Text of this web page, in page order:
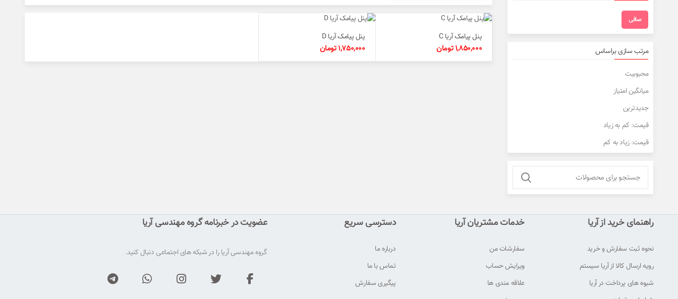
حداقل
قیمت
حداكثر
قيمت
صافی
مرتب سازی براساس
محبوبیت
میانگین امتیاز
جدیدترین
قیمت: کم به زیاد
قیمت: زیاد به کم
پنل پیامک آریا C
1,850,000 تومان
پنل پیامک آریا D
1,750,000تومان
عضویت در خبرنامه گروه مهندسی آریا
گروه مهندسی آریا را در شبکه های اجتماعی دنبال کنید.
دسترسی سریع
درباره ما
تماس با ما
پیگیری سفارش
خدمات مشتریان آریا
سفارشات من
ویرایش حساب
علاقه مندی ها
راهنمای خرید از آریا
نحوه ثبت سفارش و خرید
رویه ارسال کالا از آریا سیستم
شیوه های پرداخت در آریا
تلگرام